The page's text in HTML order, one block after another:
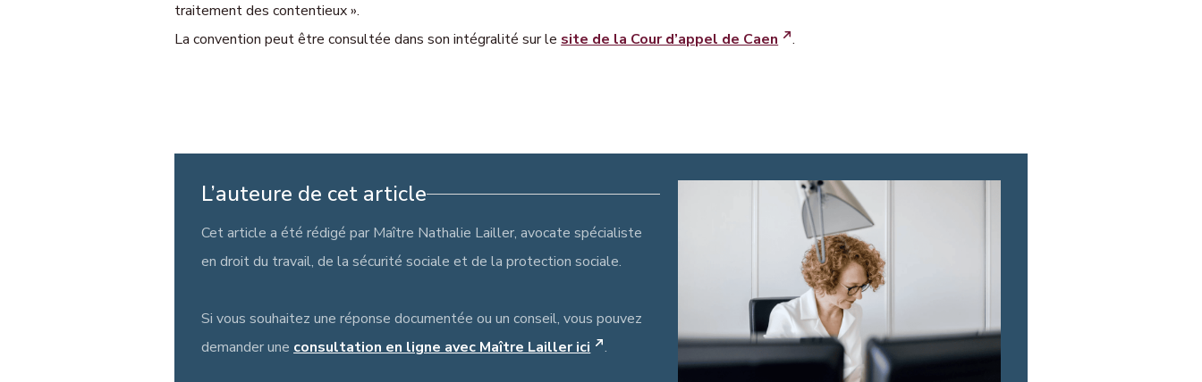
traitement des contentieux ».
La convention peut être consultée dans son intégralité sur le site de la Cour d’appel de Caen .
L’auteure de cet article
Cet article a été rédigé par Maître Nathalie Lailler, avocate spécialiste
en droit du travail, de la sécurité sociale et de la protection sociale.
Si vous souhaitez une réponse documentée ou un conseil, vous pouvez
demander une consultation en ligne avec Maître Lailler ici .